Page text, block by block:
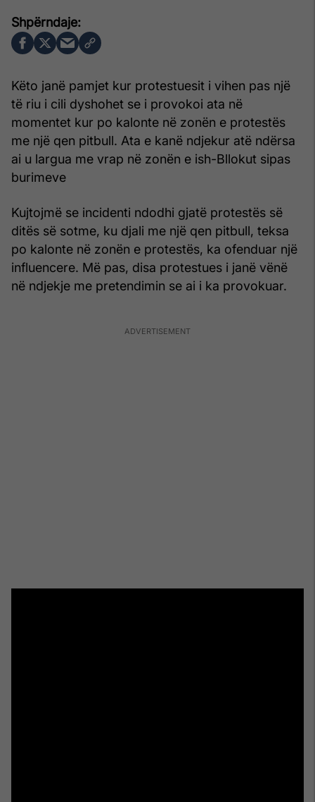
Këto janë pamjet kur protestuesit i vihen pas një
të riu i cili dyshohet se i provokoi ata në
momentet kur po kalonte në zonën e protestës
me një qen pitbull. Ata e kanë ndjekur atë ndërsa
ai u largua me vrap në zonën e ish-Bllokut sipas
burimeve
Kujtojmë se incidenti ndodhi gjatë protestës së
ditës së sotme, ku djali me një qen pitbull, teksa
po kalonte në zonën e protestës, ka ofenduar një
influencere. Më pas, disa protestues i janë vënë
në ndjekje me pretendimin se ai i ka provokuar.